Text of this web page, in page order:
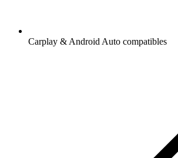
Carplay & Android Auto compatibles